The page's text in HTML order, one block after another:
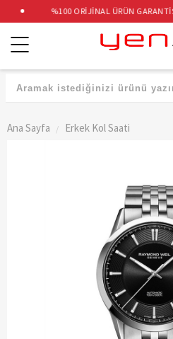
%100 ORİJİNAL ÜRÜN GARANTİSİ
Kategoriler
Ana Sayfa Erkek Kol Saati